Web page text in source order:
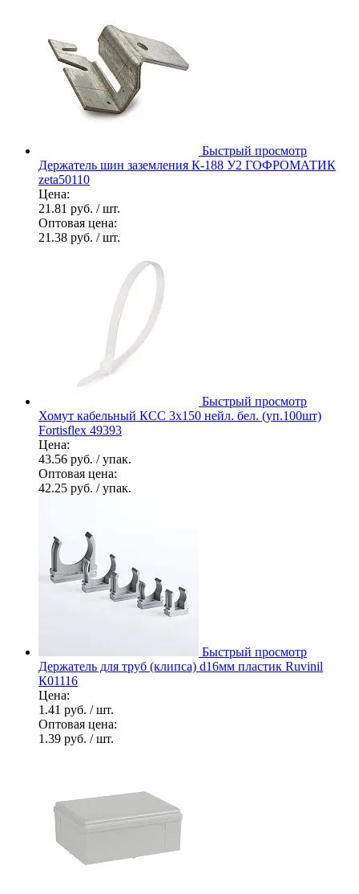
Быстрый просмотр
Держатель шин заземления К-188 У2 ГОФРОМАТИК
zeta50110
Цена:
21.81 руб. / шт.
Оптовая цена:
21.38 руб. / шт.
Быстрый просмотр
Хомут кабельный КСС 3х150 нейл. бел. (уп.100шт)
Fortisflex 49393
Цена:
43.56 руб. / упак.
Оптовая цена:
42.25 руб. / упак.
Быстрый просмотр
Держатель для труб (клипса) d16мм пластик Ruvinil
К01116
Цена:
1.41 руб. / шт.
Оптовая цена:
1.39 руб. / шт.